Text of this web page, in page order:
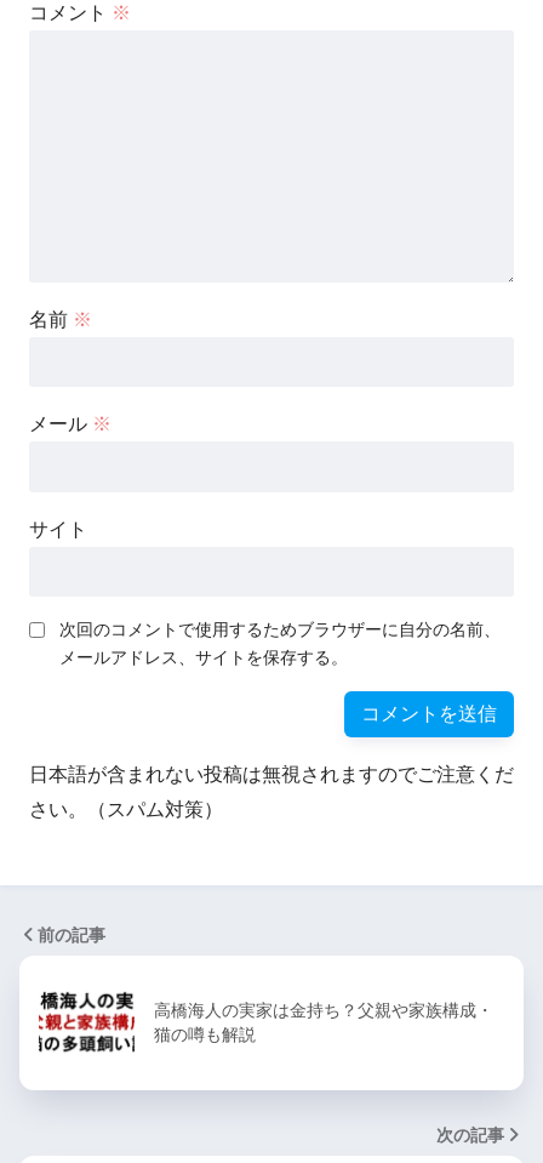
コメント ※
名前 ※
メール ※
サイト
次回のコメントで使用するためブラウザーに自分の名前、
メールアドレス、サイトを保存する。
日本語が含まれない投稿は無視されますのでご注意くだ
さい。（スパム対策）
前の記事
高橋海人の実家は金持ち？父親や家族構成・
猫の噂も解説
次の記事